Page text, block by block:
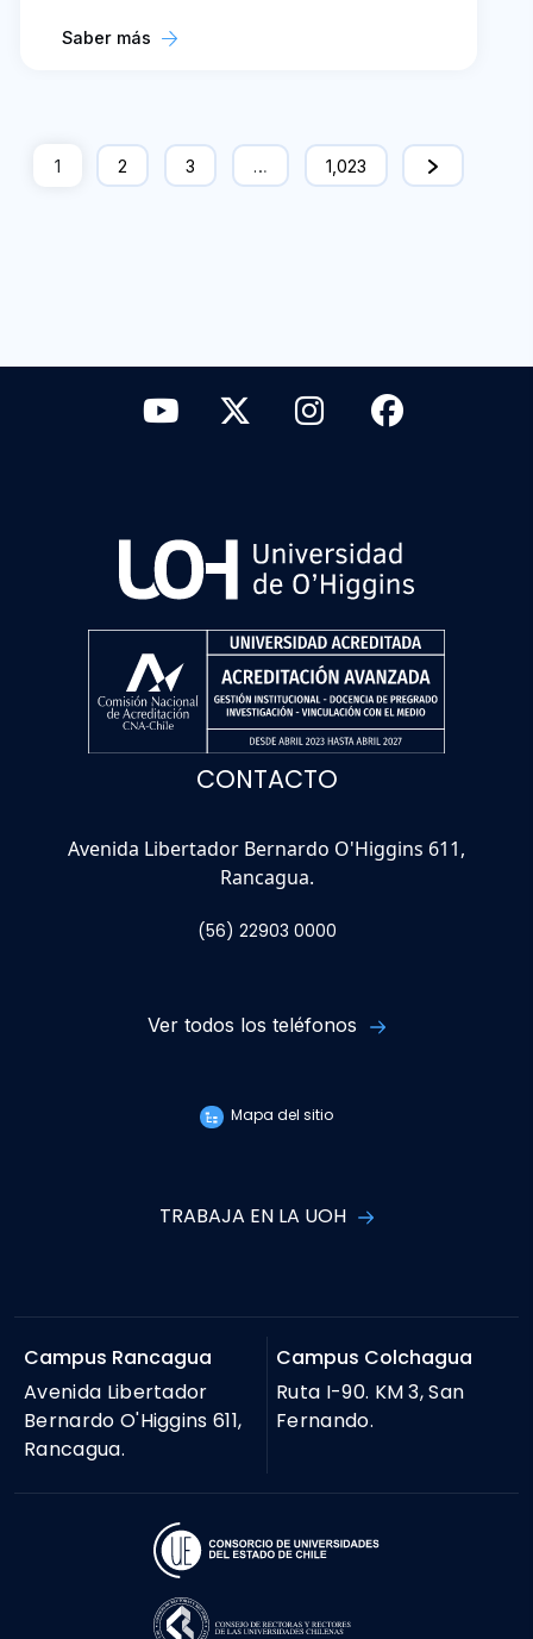
Saber más
1 2 3 … 1,023
CONTACTO
Avenida Libertador Bernardo O'Higgins 611,
Rancagua.
(56) 22903 0000
Ver todos los teléfonos
Mapa del sitio
TRABAJA EN LA UOH
Campus Rancagua
Avenida Libertador
Bernardo O'Higgins 611,
Rancagua.
Campus Colchagua
Ruta I-90. KM 3, San
Fernando.